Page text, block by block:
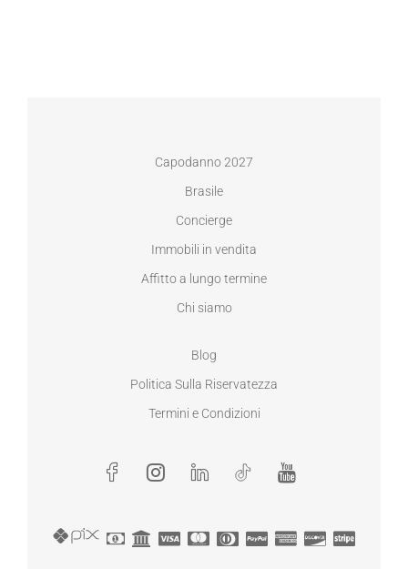
Capodanno 2027
Brasile
Concierge
Immobili in vendita
Affitto a lungo termine
Chi siamo
Blog
Politica Sulla Riservatezza
Termini e Condizioni